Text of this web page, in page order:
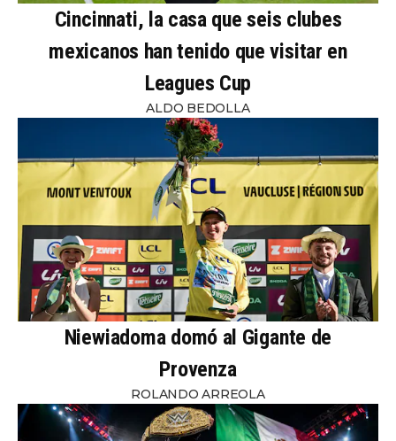
Cincinnati, la casa que seis clubes
mexicanos han tenido que visitar en
Leagues Cup
ALDO BEDOLLA
Niewiadoma domó al Gigante de
Provenza
ROLANDO ARREOLA